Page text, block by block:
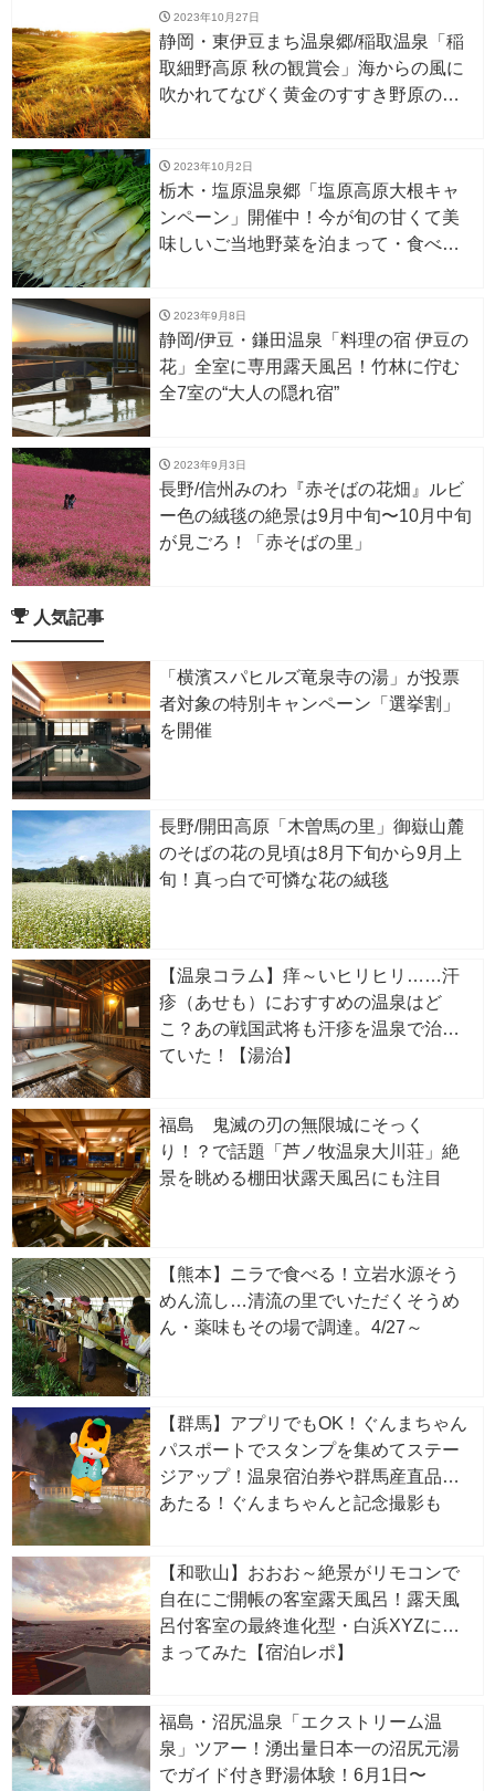
2023年10月27日
静岡・東伊豆まち温泉郷/稲取温泉「稲
取細野高原 秋の観賞会」海からの風に
吹かれてなびく黄金のすすき野原の絶
2023年10月2日
栃木・塩原温泉郷「塩原高原大根キャ
ンペーン」開催中！今が旬の甘くて美
味しいご当地野菜を泊まって・食べ
2023年9月8日
静岡/伊豆・鎌田温泉「料理の宿 伊豆の
花」全室に専用露天風呂！竹林に佇む
全7室の“大人の隠れ宿”
2023年9月3日
長野/信州みのわ『赤そばの花畑』ルビ
ー色の絨毯の絶景は9月中旬〜10月中旬
が見ごろ！「赤そばの里」
人気記事
「横濱スパヒルズ竜泉寺の湯」が投票
者対象の特別キャンペーン「選挙割」
を開催
長野/開田高原「木曽馬の里」御嶽山麓
のそばの花の見頃は8月下旬から9月上
旬！真っ白で可憐な花の絨毯
【温泉コラム】痒～いヒリヒリ……汗
疹（あせも）におすすめの温泉はど
こ？あの戦国武将も汗疹を温泉で治し
ていた！【湯治】
福島 鬼滅の刃の無限城にそっく
り！？で話題「芦ノ牧温泉大川荘」絶
景を眺める棚田状露天風呂にも注目
【熊本】ニラで食べる！立岩水源そう
めん流し…清流の里でいただくそうめ
ん・薬味もその場で調達。4/27～
【群馬】アプリでもOK！ぐんまちゃん
パスポートでスタンプを集めてステー
ジアップ！温泉宿泊券や群馬産直品が
あたる！ぐんまちゃんと記念撮影も
【和歌山】おおお～絶景がリモコンで
自在にご開帳の客室露天風呂！露天風
呂付客室の最終進化型・白浜XYZに泊
まってみた【宿泊レポ】
福島・沼尻温泉「エクストリーム温
泉」ツアー！湧出量日本一の沼尻元湯
でガイド付き野湯体験！6月1日〜